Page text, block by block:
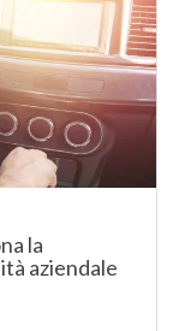
la
aziendale